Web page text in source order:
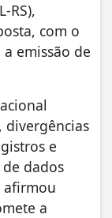
RS),
com o
emissão de
divergências
e
dados
afirmou
a